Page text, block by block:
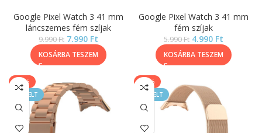
Google Pixel Watch 3 41 mm
láncszemes fém szíjak
9.990Ft 7.990 Ft
KOSÁRBA TESZEM
Google Pixel Watch 3 41 mm
fém szíjak
5.990Ft 4.990 Ft
KOSÁRBA TESZEM
-20%
KIEMELT
-17%
KIEMELT